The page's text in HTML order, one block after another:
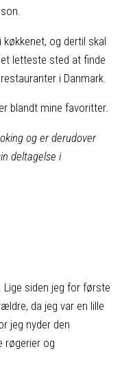
og dertil skal
letteste sted at finde
i Danmark.
blandt mine favoritter.
og er derudover
deltagelse i
siden jeg for første
da jeg var en lille
jeg nyder den
røgerier og